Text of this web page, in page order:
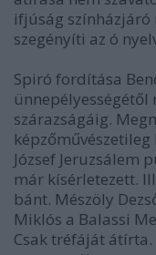
ifjúság színházjáró
szegényíti az ó
Spiró fordítása
ünnepélyességétől
szárazságáig.
József Jeruzsálem
már kísérletezett.
bánt. Mészöly
Miklós a Balassi
Csak tréfáját átírta.